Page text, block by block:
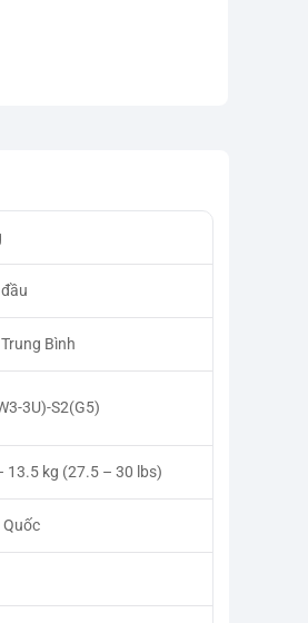
Bình
3U)-S2(G5)
13.5 kg (27.5 – 30 lbs)
Quốc